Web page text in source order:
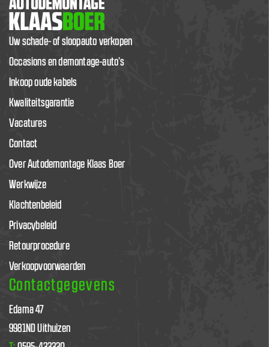
Uw schade- of sloopauto verkopen
Occasions en demontage-auto’s
Inkoop oude kabels
Kwaliteitsgarantie
Vacatures
Contact
Over Autodemontage Klaas Boer
Werkwijze
Klachtenbeleid
Privacybeleid
Retourprocedure
Verkoopvoorwaarden
Contactgegevens
Edama 47
9981ND Uithuizen